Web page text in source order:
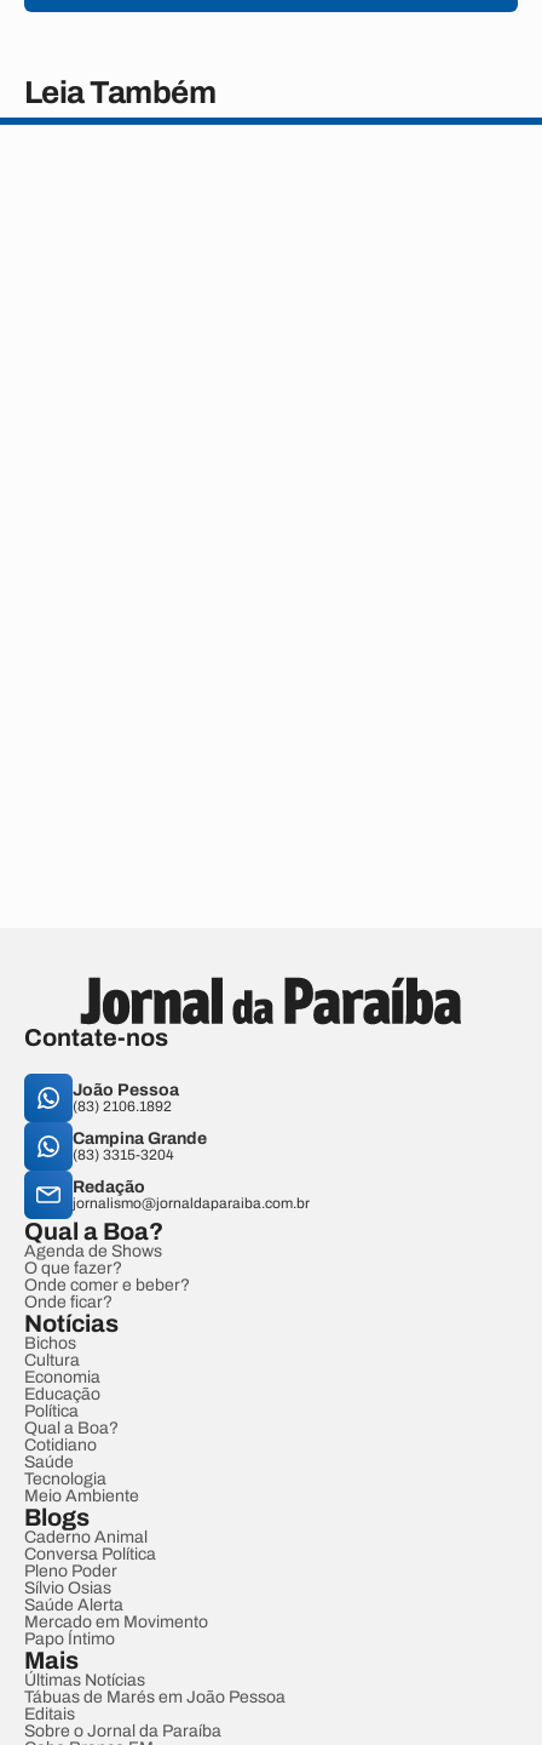
Leia Também
Contate-nos
João Pessoa
(83) 2106.1892
Campina Grande
(83) 3315-3204
Redação
jornalismo@jornaldaparaiba.com.br
Qual a Boa?
Agenda de Shows
O que fazer?
Onde comer e beber?
Onde ficar?
Notícias
Bichos
Cultura
Economia
Educação
Política
Qual a Boa?
Cotidiano
Saúde
Tecnologia
Meio Ambiente
Blogs
Caderno Animal
Conversa Política
Pleno Poder
Sílvio Osias
Saúde Alerta
Mercado em Movimento
Papo Íntimo
Mais
Últimas Notícias
Tábuas de Marés em João Pessoa
Editais
Sobre o Jornal da Paraíba